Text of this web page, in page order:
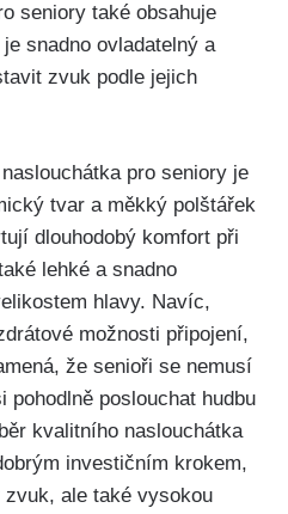
seniory také obsahuje
snadno ovladatelný a
zvuk podle jejich
pro seniory je
tvar a měkký polštářek
dlouhodobý komfort při
lehké a snadno
hlavy. Navíc,
možnosti připojení,
že senioři se nemusí
pohodlně poslouchat hudbu
kvalitního naslouchátka
investičním krokem,
ale také vysokou